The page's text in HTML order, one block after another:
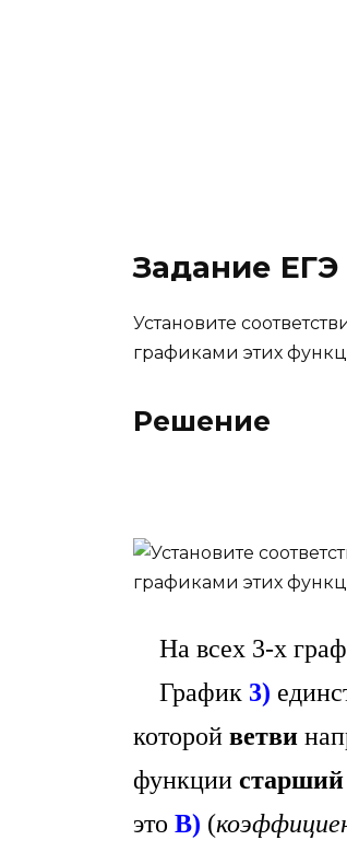
Задание ЕГЭ
Установите
графиками этих
Решение
На всех 3-х
График 3)
которой ветви
функции
это В) (